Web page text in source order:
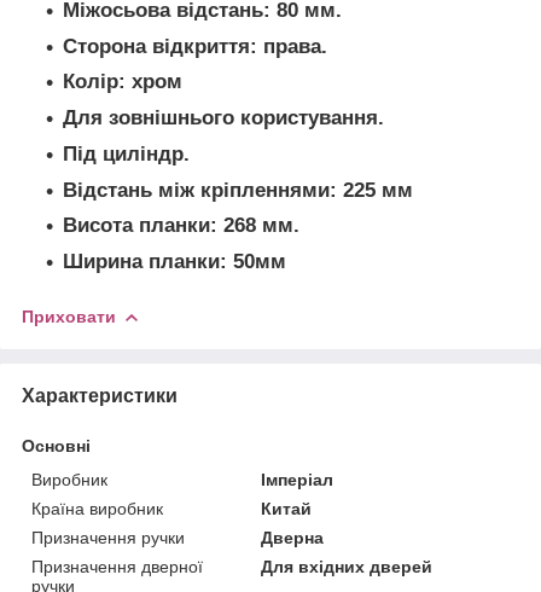
Міжосьова відстань: 80 мм.
Сторона відкриття: права.
Колір: хром
Для зовнішнього користування.
Під циліндр.
Відстань між кріпленнями: 225 мм
Висота планки: 268 мм.
Ширина планки: 50мм
Приховати
Характеристики
Основні
Виробник
Імперіал
Країна виробник
Китай
Призначення ручки
Дверна
Призначення дверної
ручки
Для вхідних дверей